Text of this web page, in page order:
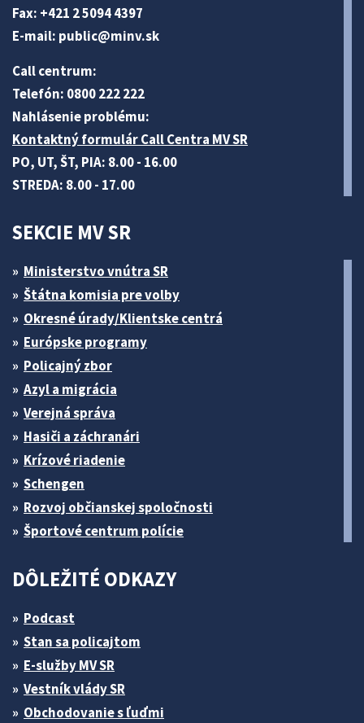
Fax: +421 2 5094 4397
E-mail: public@minv.sk
Call centrum:
Telefón: 0800 222 222
Nahlásenie problému:
Kontaktný formulár Call Centra MV SR
PO, UT, ŠT, PIA: 8.00 - 16.00
STREDA: 8.00 - 17.00
SEKCIE MV SR
Ministerstvo vnútra SR
Štátna komisia pre volby
Okresné úrady/Klientske centrá
Európske programy
Policajný zbor
Azyl a migrácia
Verejná správa
Hasiči a záchranári
Krízové riadenie
Schengen
Rozvoj občianskej spoločnosti
Športové centrum polície
DÔLEŽITÉ ODKAZY
Podcast
Stan sa policajtom
E-služby MV SR
Vestník vlády SR
Obchodovanie s ľuďmi